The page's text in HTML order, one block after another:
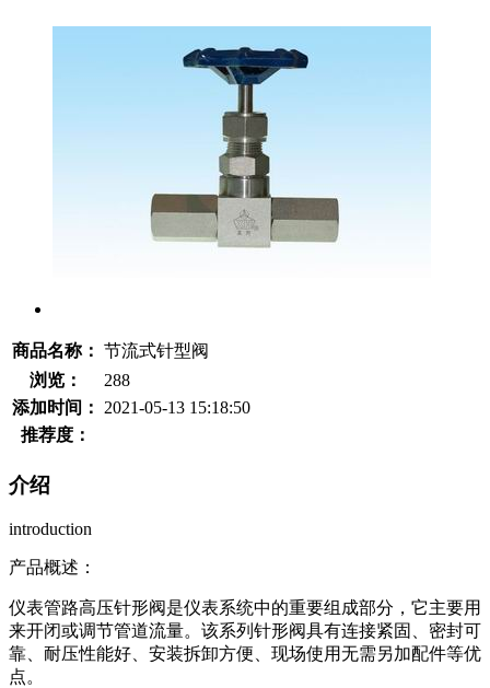
商品名称： 节流式针型阀
浏览：
288
添加时间：
2021-05-13 15:18:50
推荐度：
介绍
introduction
产品概述：
仪表管路高压针形阀是仪表系统中的重要组成部分，它主要用
来开闭或调节管道流量。该系列针形阀具有连接紧固、密封可
靠、耐压性能好、安装拆卸方便、现场使用无需另加配件等优
点。